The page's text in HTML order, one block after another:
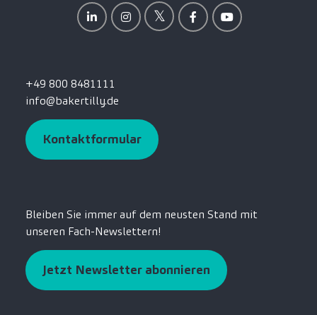
+49 800 8481111
info@bakertilly.de
Kontaktformular
Bleiben Sie immer auf dem neusten Stand mit
unseren Fach-Newslettern!
Jetzt Newsletter abonnieren